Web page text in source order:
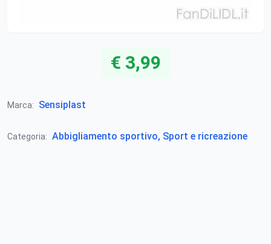
€ 3,99
Marca: Sensiplast
Categoria: Abbigliamento sportivo, Sport e ricreazione